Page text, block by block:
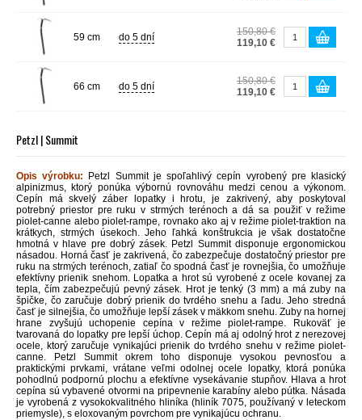
59 cm do 5 dní
150,80 €
119,10 €
66 cm do 5 dní
150,80 €
119,10 €
Petzl | Summit
Opis výrobku: Petzl Summit je spoľahlivý cepín vyrobený pre klasický
alpinizmus, ktorý ponúka výbornú rovnováhu medzi cenou a výkonom.
Cepín má skvelý záber lopatky i hrotu, je zakrivený, aby poskytoval
potrebný priestor pre ruku v strmých terénoch a dá sa použiť v režime
piolet-canne alebo piolet-rampe, rovnako ako aj v režime piolet-traktion na
krátkych, strmých úsekoch. Jeho ľahká konštrukcia je však dostatočne
hmotná v hlave pre dobrý zásek. Petzl Summit disponuje ergonomickou
násadou. Horná časť je zakrivená, čo zabezpečuje dostatočný priestor pre
ruku na strmých terénoch, zatiaľ čo spodná časť je rovnejšia, čo umožňuje
efektívny prienik snehom. Lopatka a hrot sú vyrobené z ocele kovanej za
tepla, čím zabezpečujú pevný zásek. Hrot je tenký (3 mm) a má zuby na
špičke, čo zaručuje dobrý prienik do tvrdého snehu a ľadu. Jeho stredná
časť je silnejšia, čo umožňuje lepší zásek v mäkkom snehu. Zuby na hornej
hrane zvyšujú uchopenie cepína v režime piolet-rampe. Rukoväť je
tvarovaná do lopatky pre lepší úchop. Cepín má aj odolný hrot z nerezovej
ocele, ktorý zaručuje vynikajúci prienik do tvrdého snehu v režime piolet-
canne. Petzl Summit okrem toho disponuje vysokou pevnosťou a
praktickými prvkami, vrátane veľmi odolnej ocele lopatky, ktorá ponúka
pohodlnú podpornú plochu a efektívne vysekávanie stupňov. Hlava a hrot
cepína sú vybavené otvormi na pripevnenie karabíny alebo pútka. Násada
je vyrobená z vysokokvalitného hliníka (hliník 7075, používaný v leteckom
priemysle), s eloxovaným povrchom pre vynikajúcu ochranu.